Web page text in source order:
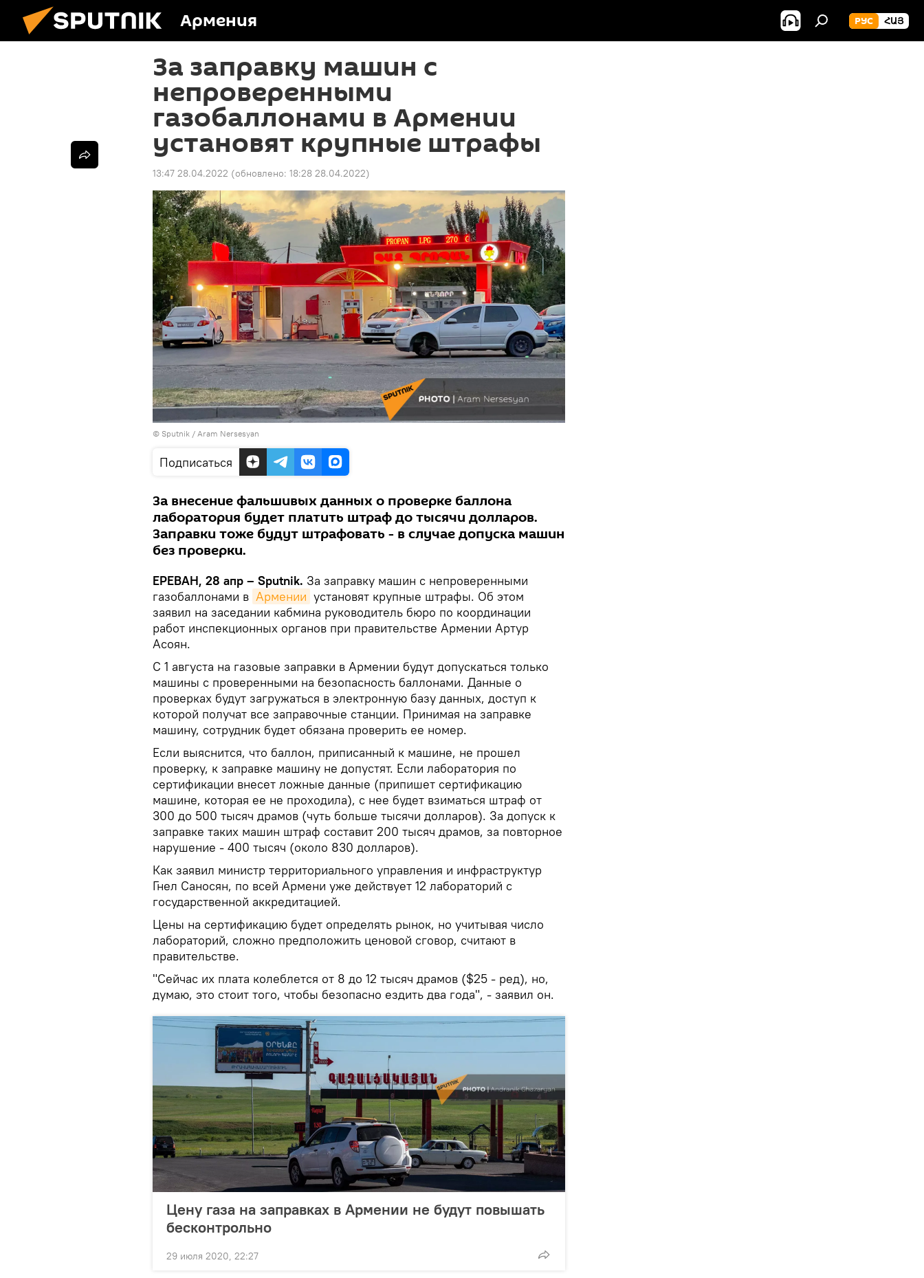
Армения РУС ՀԱՅ
За заправку машин с
непроверенными
газобаллонами в Армении
установят крупные штрафы
13:47 28.04.2022 (обновлено: 18:28 28.04.2022)
© Sputnik / Aram Nersesyan
Подписаться
За внесение фальшивых данных о проверке баллона
лаборатория будет платить штраф до тысячи долларов.
Заправки тоже будут штрафовать - в случае допуска машин
без проверки.
ЕРЕВАН, 28 апр – Sputnik. За заправку машин с непроверенными
газобаллонами в Армении установят крупные штрафы. Об этом
заявил на заседании кабмина руководитель бюро по координации
работ инспекционных органов при правительстве Армении Артур
Асоян.
С 1 августа на газовые заправки в Армении будут допускаться только
машины с проверенными на безопасность баллонами. Данные о
проверках будут загружаться в электронную базу данных, доступ к
которой получат все заправочные станции. Принимая на заправке
машину, сотрудник будет обязана проверить ее номер.
Если выяснится, что баллон, приписанный к машине, не прошел
проверку, к заправке машину не допустят. Если лаборатория по
сертификации внесет ложные данные (припишет сертификацию
машине, которая ее не проходила), с нее будет взиматься штраф от
300 до 500 тысяч драмов (чуть больше тысячи долларов). За допуск к
заправке таких машин штраф составит 200 тысяч драмов, за повторное
нарушение - 400 тысяч (около 830 долларов).
Как заявил министр территориального управления и инфраструктур
Гнел Саносян, по всей Армени уже действует 12 лабораторий с
государственной аккредитацией.
Цены на сертификацию будет определять рынок, но учитывая число
лабораторий, сложно предположить ценовой сговор, считают в
правительстве.
"Сейчас их плата колеблется от 8 до 12 тысяч драмов ($25 - ред), но,
думаю, это стоит того, чтобы безопасно ездить два года", - заявил он.
Цену газа на заправках в Армении не будут повышать
бесконтрольно
29 июля 2020, 22:27